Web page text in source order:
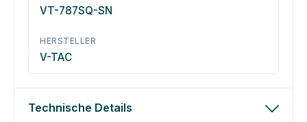
VT-787SQ-SN
HERSTELLER
V-TAC
Technische Details